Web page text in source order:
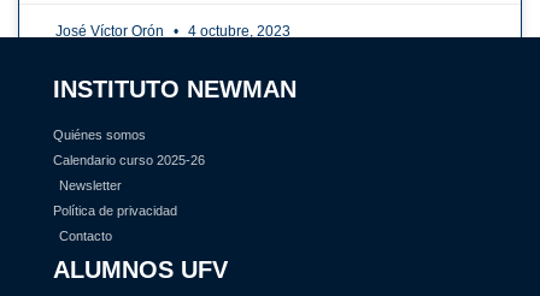
José Víctor Orón 4 octubre, 2023
INSTITUTO NEWMAN
Quiénes somos
Calendario curso 2025-26
Newsletter
Política de privacidad
Contacto
ALUMNOS UFV